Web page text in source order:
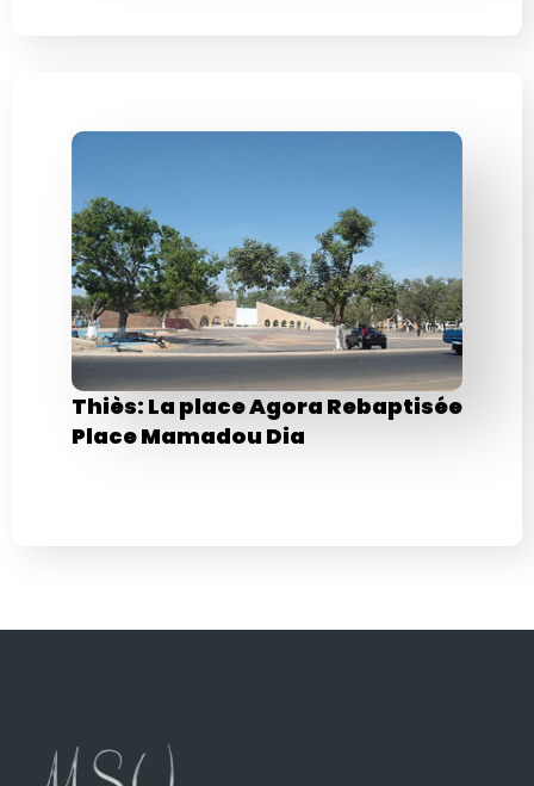
Thiès: La place Agora Rebaptisée
Place Mamadou Dia